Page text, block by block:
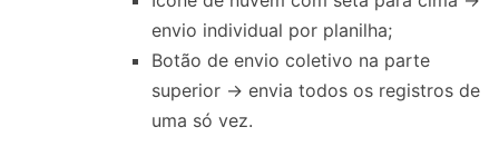
envio individual por planilha;
Botão de envio coletivo na parte
superior → envia todos os registros de
uma só vez.